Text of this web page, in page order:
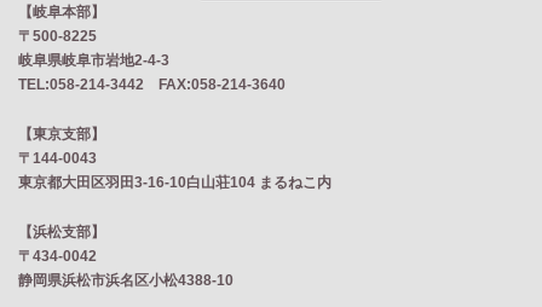
【岐阜本部】
〒500-8225
岐阜県岐阜市岩地2‐4‐3
TEL:058-214-3442 FAX:058-214-3640
【東京支部】
〒144-0043
東京都大田区羽田3-16-10白山荘104 まるねこ内
【浜松支部】
〒434-0042
静岡県浜松市浜名区小松4388-10